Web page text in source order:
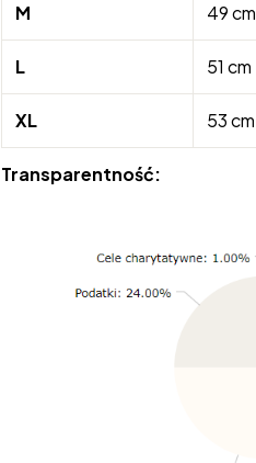
M 49 cm
L 51 cm
XL 53 cm
Transparentność: